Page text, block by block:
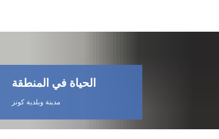
الحياة في المنطقة
مدينة وبلدية كونز